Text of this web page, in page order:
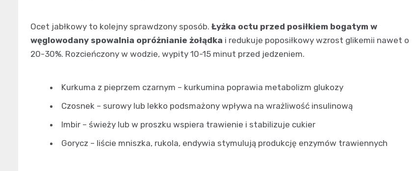
Ocet jabłkowy to kolejny sprawdzony sposób. Łyżka octu przed posiłkiem bogatym w
węglowodany spowalnia opróżnianie żołądka i redukuje poposiłkowy wzrost glikemii nawet o
20-30%. Rozcieńczony w wodzie, wypity 10-15 minut przed jedzeniem.
Kurkuma z pieprzem czarnym – kurkumina poprawia metabolizm glukozy
Czosnek – surowy lub lekko podsmażony wpływa na wrażliwość insulinową
Imbir – świeży lub w proszku wspiera trawienie i stabilizuje cukier
Gorycz – liście mniszka, rukola, endywia stymulują produkcję enzymów trawiennych